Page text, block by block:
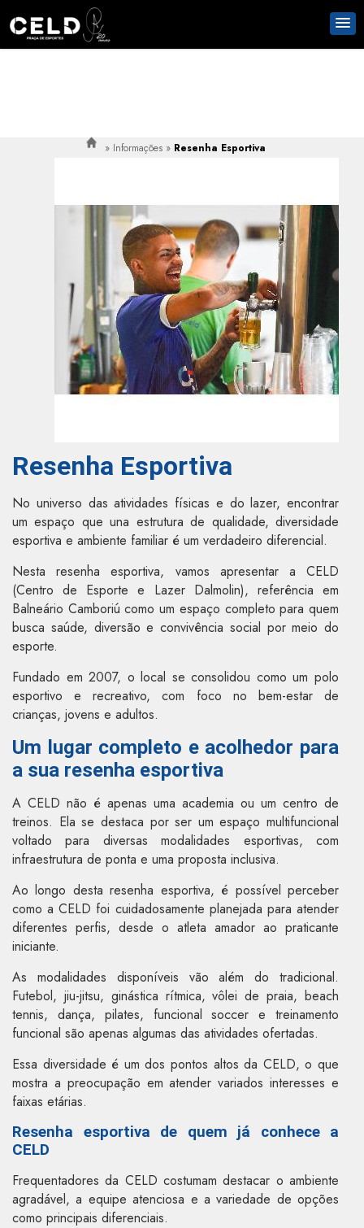
» Informações » Resenha Esportiva
Resenha Esportiva
No universo das atividades físicas e do lazer, encontrar
um espaço que una estrutura de qualidade, diversidade
esportiva e ambiente familiar é um verdadeiro diferencial.
Nesta resenha esportiva, vamos apresentar a CELD
(Centro de Esporte e Lazer Dalmolin), referência em
Balneário Camboriú como um espaço completo para quem
busca saúde, diversão e convivência social por meio do
esporte.
Fundado em 2007, o local se consolidou como um polo
esportivo e recreativo, com foco no bem-estar de
crianças, jovens e adultos.
Um lugar completo e acolhedor para
a sua resenha esportiva
A CELD não é apenas uma academia ou um centro de
treinos. Ela se destaca por ser um espaço multifuncional
voltado para diversas modalidades esportivas, com
infraestrutura de ponta e uma proposta inclusiva.
Ao longo desta resenha esportiva, é possível perceber
como a CELD foi cuidadosamente planejada para atender
diferentes perfis, desde o atleta amador ao praticante
iniciante.
As modalidades disponíveis vão além do tradicional.
Futebol, jiu-jitsu, ginástica rítmica, vôlei de praia, beach
tennis, dança, pilates, funcional soccer e treinamento
funcional são apenas algumas das atividades ofertadas.
Essa diversidade é um dos pontos altos da CELD, o que
mostra a preocupação em atender variados interesses e
faixas etárias.
Resenha esportiva de quem já conhece a
CELD
Frequentadores da CELD costumam destacar o ambiente
agradável, a equipe atenciosa e a variedade de opções
como principais diferenciais.